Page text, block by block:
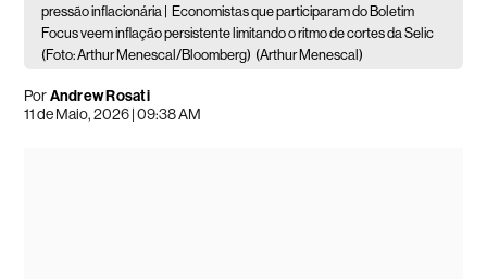
pressão inflacionária |
Economistas que participaram do Boletim
Focus veem inflação persistente limitando o ritmo de cortes da Selic
(Foto: Arthur Menescal/Bloomberg) (Arthur Menescal)
PorAndrew Rosati
11 de Maio, 2026 | 09:38 AM